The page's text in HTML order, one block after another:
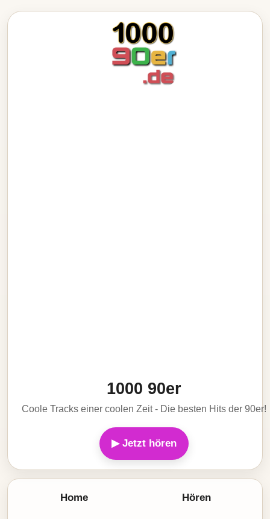
1000 90er
Coole Tracks einer coolen Zeit - Die besten Hits der 90er!
▶ Jetzt hören
Home Hören